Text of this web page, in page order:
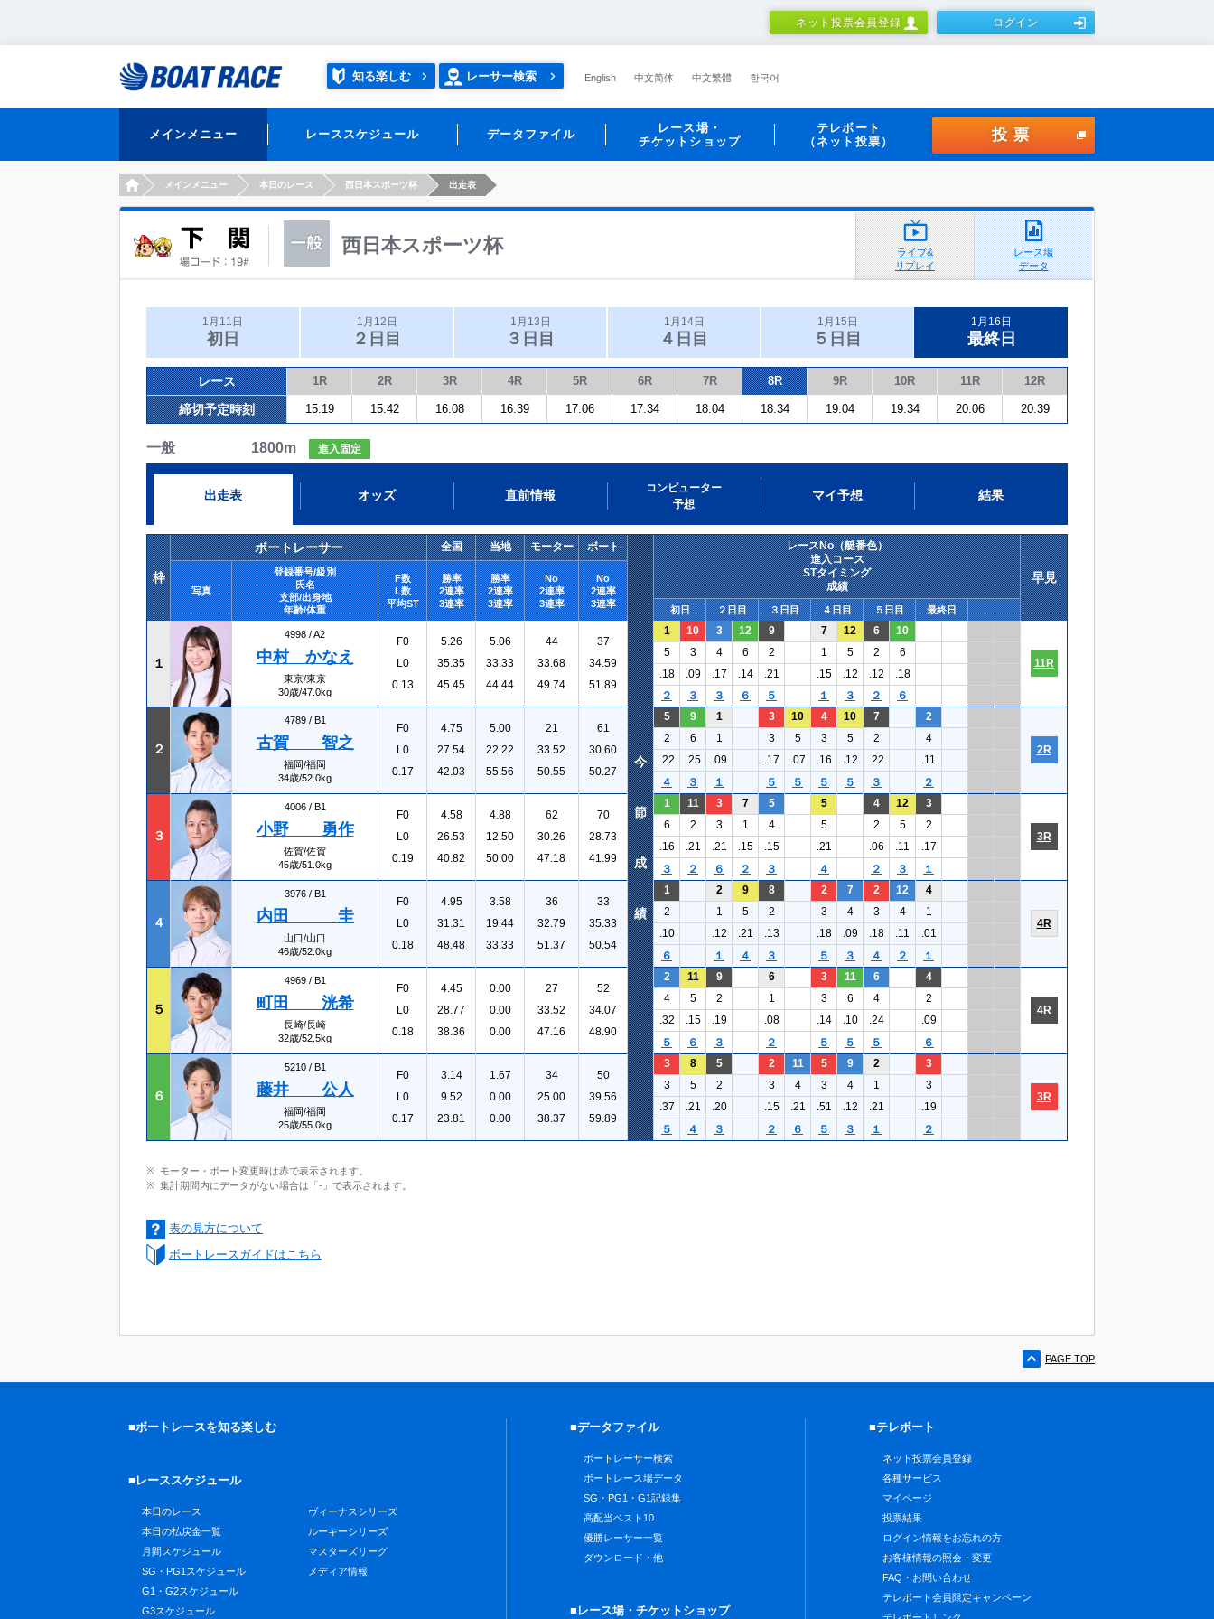
ネット投票会員登録 ログイン
知る楽しむ レーサー検索 English 中文简体 中文繁體 한국어
メインメニュー レーススケジュール データファイル
レース場・
チケットショップ
テレボート
（ネット投票）
投票
HOMEメインメニュー 本日のレース 西日本スポーツ杯 出走表
西日本スポーツ杯
ライブ&
リプレイ
レース場
データ
1月11日
初日
1月12日
２日目
1月13日
３日目
1月14日
４日目
1月15日
５日目
1月16日
最終日
レース 1R 2R 3R 4R 5R 6R 7R 8R 9R 10R 11R 12R
締切予定時刻 15:19 15:42 16:08 16:39 17:06 17:34 18:04 18:34 19:04 19:34 20:06 20:39
一般 1800m 進入固定
出走表 オッズ 直前情報
コンピューター
予想
マイ予想 結果
枠
ボートレーサー 全国 当地 モーター ボート
レースNo（艇番色）
進入コース
STタイミング
成績
早見
写真
登録番号/級別
氏名
支部/出身地
年齢/体重
F数
L数
平均ST
勝率
2連率
3連率
勝率
2連率
3連率
No
2連率
3連率
No
2連率
3連率
初日 ２日目 ３日目 ４日目 ５日目 最終日
１
4998 /A2
中村 かなえ
東京/東京
30歳/47.0kg
F0
L0
0.13
5.26
35.35
45.45
5.06
33.33
44.44
44
33.68
49.74
37
34.59
51.89
1 10 3 12 9 7 12 6 10
11R
5 3 4 6 2 1 5 2
6
.18
.09 .17 .14 .21 .15 .12 .12
.18
２
３ ３ ６ ５ １ ３ ２ ６
２
4789 / B1
古賀 智之
福岡/福岡
34歳/52.0kg
F0
L0
0.17
4.75
27.54
42.03
5.00
22.22
55.56
21
33.52
50.55
61
30.60
50.27
5 9 1 3 10 4 10 7 2
2R
2 6 1 3 5 3 5 2
4
.22
.25 .09 .17 .07 .16 .12 .22
.11
４
３ １ ５ ５ ５ ５ ３ ２
３
4006 / B1
小野 勇作
佐賀/佐賀
45歳/51.0kg
F0
L0
0.19
4.58
26.53
40.82
4.88
12.50
50.00
62
30.26
47.18
70
28.73
41.99
1 11 3 7 5 5 4 12 3
3R
6 2 3 1 4 5 2 5
2
.16
.21 .21 .15 .15 .21 .06 .11
.17
３
２ ６ ２ ３ ４ ２ ３ １
４
3976 / B1
内田 圭
山口/山口
46歳/52.0kg
F0
L0
0.18
4.95
31.31
48.48
3.58
19.44
33.33
36
32.79
51.37
33
35.33
50.54
1 2 9 8 2 7 2 12 4
4R
2 1 5 2 3 4 3 4
1
.10
.12 .21 .13 .18 .09 .18 .11
.01
６
１ ４ ３ ５ ３ ４ ２ １
５
4969 / B1
町田 洸希
長崎/長崎
32歳/52.5kg
F0
L0
0.18
4.45
28.77
38.36
0.00
0.00
0.00
27
33.52
47.16
52
34.07
48.90
2 11 9 6 3 11 6 4
4R
4 5 2 1 3 6 4
2
.32
.15 .19 .08 .14 .10 .24
.09
５
６ ３ ２ ５ ５ ５ ６
６
5210 / B1
藤井 公人
福岡/福岡
25歳/55.0kg
F0
L0
0.17
3.14
9.52
23.81
1.67
0.00
0.00
34
25.00
38.37
50
39.56
59.89
3 8 5 2 11 5 9 2 3
3R
3 5 2 3 4 3 4 1
3
.37
.21 .20 .15 .21 .51 .12 .21
.19
５
４ ３ ２ ６ ５ ３ １ ２
今
節
成
績
モーター・ボート変更時は赤で表示されます。
集計期間内にデータがない場合は「-」で表示されます。
表の見方について
ボートレースガイドはこちら
PAGE TOP
■ボートレースを知る楽しむ
■レーススケジュール
本日のレース
本日の払戻金一覧
月間スケジュール
SG・PG1スケジュール
G1・G2スケジュール
G3スケジュール
ヴィーナスシリーズ
ルーキーシリーズ
マスターズリーグ
メディア情報
■データファイル
ボートレーサー検索
ボートレース場データ
SG・PG1・G1記録集
高配当ベスト10
優勝レーサー一覧
ダウンロード・他
■レース場・チケットショップ
■テレボート
ネット投票会員登録
各種サービス
マイページ
投票結果
ログイン情報をお忘れの方
お客様情報の照会・変更
FAQ・お問い合わせ
テレボート会員限定キャンペーン